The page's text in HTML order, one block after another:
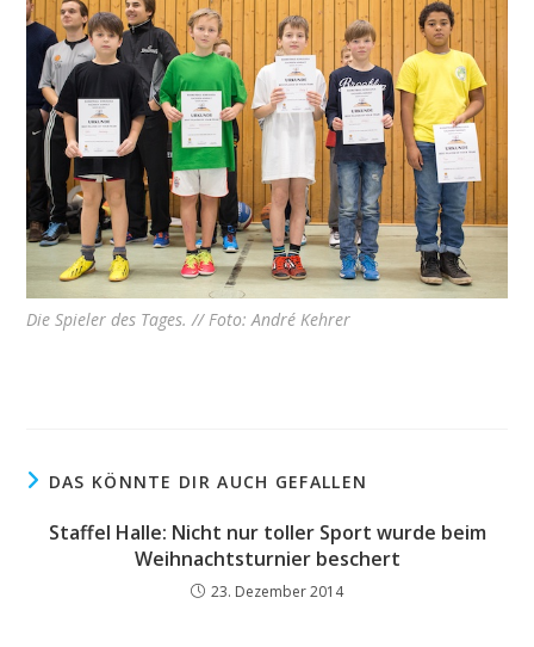
Die Spieler des Tages. // Foto: André Kehrer
DAS KÖNNTE DIR AUCH GEFALLEN
Staffel Halle: Nicht nur toller Sport wurde beim
Weihnachtsturnier beschert
23. Dezember 2014